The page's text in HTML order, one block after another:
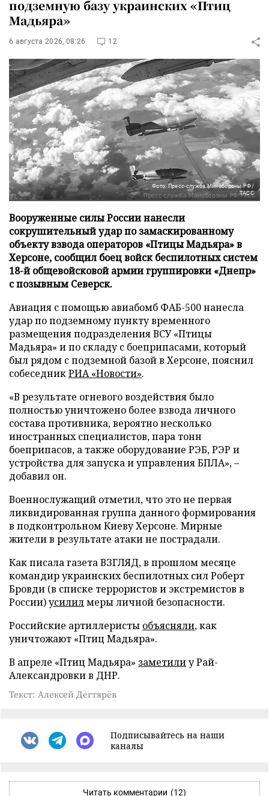
подземную базу украинских «Птиц
Мадьяра»
6 августа 2026, 08:26 12
Фото: Пресс-служба Минобороны РФ/
ТАСС
Вооруженные силы России нанесли
сокрушительный удар по замаскированному
объекту взвода операторов «Птицы Мадьяра» в
Херсоне, сообщил боец войск беспилотных систем
18-й общевойсковой армии группировки «Днепр»
с позывным Северск.
Авиация с помощью авиабомб ФАБ-500 нанесла
удар по подземному пункту временного
размещения подразделения ВСУ «Птицы
Мадьяра» и по складу с боеприпасами, который
был рядом с подземной базой в Херсоне, пояснил
собеседникРИА «Новости».
«В результате огневого воздействия было
полностью уничтожено более взвода личного
состава противника, вероятно несколько
иностранных специалистов, пара тонн
боеприпасов, а также оборудование РЭБ, РЭР и
устройства для запуска и управления БПЛА», –
добавил он.
Военнослужащий отметил, что это не первая
ликвидированная группа данного формирования
в подконтрольном Киеву Херсоне. Мирные
жители в результате атаки не пострадали.
Как писала газета ВЗГЛЯД, в прошлом месяце
командир украинских беспилотных сил Роберт
Бровди (в списке террористов и экстремистов в
России)усилилмеры личной безопасности.
Российские артиллеристы объясняли, как
уничтожают «Птиц Мадьяра».
В апреле «Птиц Мадьяра» заметилиу Рай-
Александровки в ДНР.
Текст: Алексей Дегтярёв
Подписывайтесь на наши
каналы
Читать комментарии (12)